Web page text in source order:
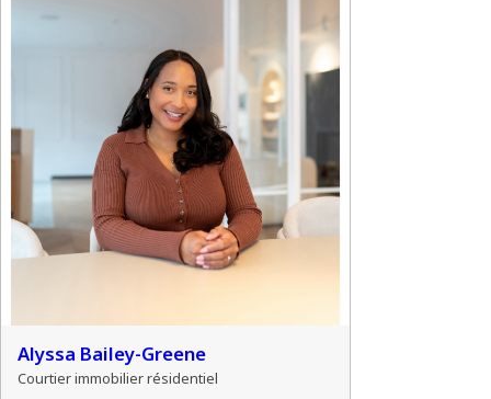
Alyssa Bailey-Greene
Courtier immobilier résidentiel